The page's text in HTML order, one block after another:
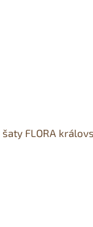
FLORA